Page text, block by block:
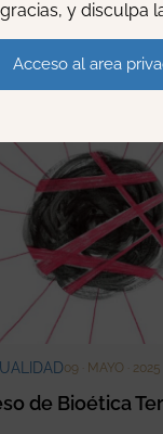
09 · MAYO · 2025
de Bioética
y disculpa
Acceso al area